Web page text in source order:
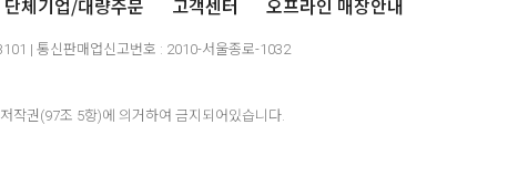
| 통신판매업신고번호 : 2010-서울종로-1032
작권(97조 5항)에 의거하여 금지되어있습니다.